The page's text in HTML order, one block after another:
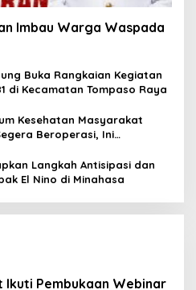
Imbau Warga Waspada
Buka Rangkaian Kegiatan
di Kecamatan Tompaso Raya
Kesehatan Masyarakat
Beroperasi, Ini
Langkah Antisipasi dan
El Nino di Minahasa
Ikuti Pembukaan Webinar